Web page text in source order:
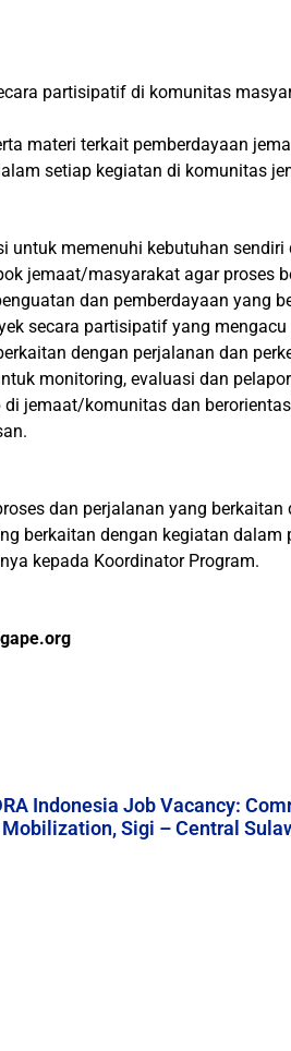
partisipatif di komunitas
materi terkait pemberdayaan
setiap kegiatan di komunitas
memenuhi kebutuhan sendiri
jemaat/masyarakat agar proses
dan pemberdayaan yang
secara partisipatif yang
dengan perjalanan dan
monitoring, evaluasi dan
jemaat/komunitas dan
dan perjalanan yang
berkaitan dengan kegiatan
kepada Koordinator Program.
Indonesia Job Vacancy:
Mobilization, Sigi – Central